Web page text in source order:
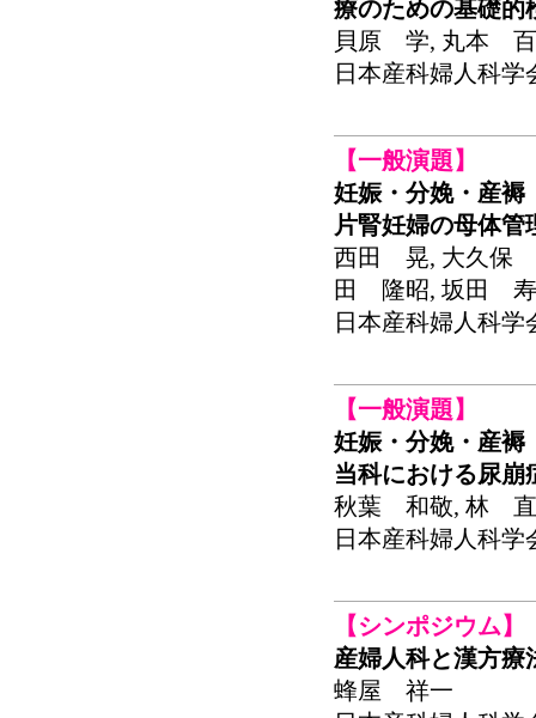
療のための基礎的
貝原 学, 丸本
日本産科婦人科学
【一般演題】
妊娠・分娩・産褥
片腎妊婦の母体管
西田 晃, 大久保
田 隆昭, 坂田
日本産科婦人科学
【一般演題】
妊娠・分娩・産褥
当科における尿崩
秋葉 和敬, 林
日本産科婦人科学
【シンポジウム】
産婦人科と漢方
蜂屋 祥一